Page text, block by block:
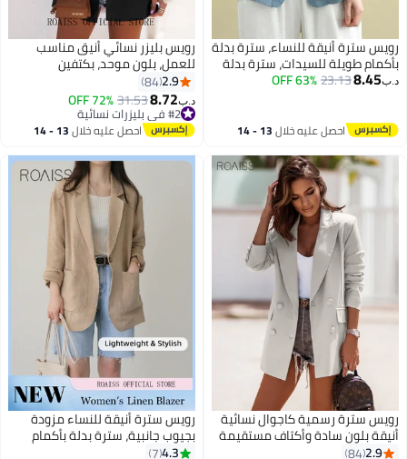
رويس سترة أنيقة للنساء، سترة بدلة
بأكمام طويلة للسيدات، سترة بدلة
فضفاضة بياقة ذات طية، قطعة لا
والرسمي على حد سواء
د.ب‏8.45
23.13
63% OFF
احصل عليه خلال 13 - 14
رويس بليزر نسائي أنيق مناسب
للعمل، بلون موحد، بكتفين
مستقيمين وقصة ضيقة، بدلة
كلاسيكية بياقة عريضة وأزرار
أمامية، جاكيت مزود بوسادات كتف،
أسود
2.9
84
د.ب‏8.72
31.53
72% OFF
#2 في بليزرات نسائية
أقل سعر في 7 يوم
#2 في بليزرات نسائية
احصل عليه خلال 13 - 14
رويس سترة رسمية كاجوال نسائية
أنيقة بلون سادة وأكتاف مستقيمة
وقصة ضيقة ومعطف مكتب
2.9
84
رويس سترة أنيقة للنساء مزودة
بجيوب جانبية، سترة بدلة بأكمام
طويلة للسيدات، سترة بدلة
4.3
7